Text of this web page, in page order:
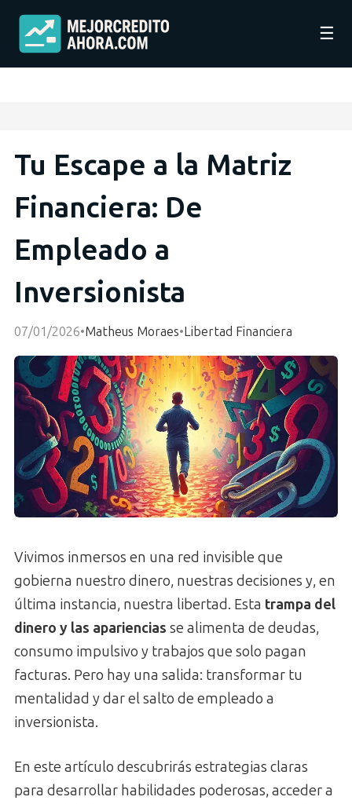
☰
Tu Escape a la Matriz
Financiera: De
Empleado a
Inversionista
07/01/2026•Matheus Moraes•Libertad Financiera
Vivimos inmersos en una red invisible que
gobierna nuestro dinero, nuestras decisiones y, en
última instancia, nuestra libertad. Esta trampa del
dinero y las apariencias se alimenta de deudas,
consumo impulsivo y trabajos que solo pagan
facturas. Pero hay una salida: transformar tu
mentalidad y dar el salto de empleado a
inversionista.
En este artículo descubrirás estrategias claras
para desarrollar habilidades poderosas, acceder a